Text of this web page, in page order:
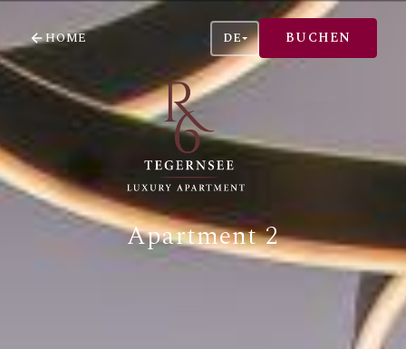
HOME DE BUCHEN
Apartment 2